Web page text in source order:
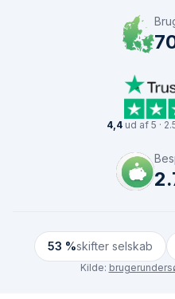
4,4ud af 5 ·
53 %skifter selskab
Kilde: